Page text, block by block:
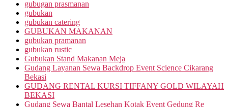
gubugan prasmanan
gubukan
gubukan catering
GUBUKAN MAKANAN
gubukan pramanan
gubukan rustic
Gubukan Stand Makanan Meja
Gudang Layanan Sewa Backdrop Event Science Cikarang
Bekasi
GUDANG RENTAL KURSI TIFFANY GOLD WILAYAH
BEKASI
Gudang Sewa Bantal Lesehan Kotak Event Gedung Re